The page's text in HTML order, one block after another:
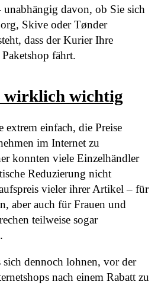
unabhängig davon, ob Sie sich
Skive oder Tønder
dass der Kurier Ihre
fährt.
wirklich wichtig
extrem einfach, die Preise
im Internet zu
konnten viele Einzelhändler
Reduzierung nicht
vieler ihrer Artikel – für
aber auch für Frauen und
teilweise sogar
sich dennoch lohnen, vor der
nach einem Rabatt zu